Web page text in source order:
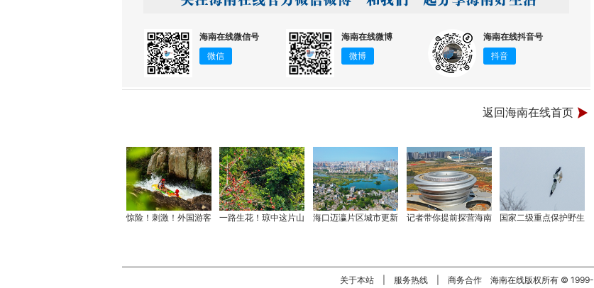
海南在线微信号
微信
海南在线微博
微博
海南在线抖音号
抖音
返回海南在线首页
惊险！刺激！外国游客 一路生花！琼中这片山 海口迈瀛片区城市更新 记者带你提前探营海南 国家二级重点保护野生
关于本站| 服务热线| 商务合作 海南在线版权所有 © 1999-